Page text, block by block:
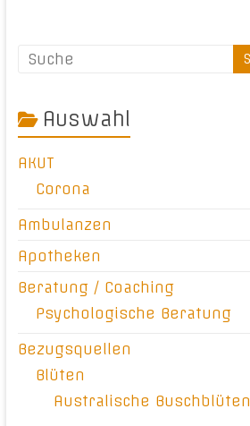
Auswahl
AKUT
Corona
Ambulanzen
Apotheken
Beratung / Coaching
Psychologische Beratung
Bezugsquellen
Blüten
Australische Buschblüten